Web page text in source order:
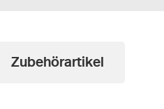
Zubehörartikel